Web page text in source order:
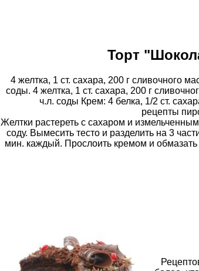
Торт
4 желтка, 1 ст. сахара, 200 г сливочного
соды. 4 желтка, 1 ст. сахара, 200 г
ч.л. соды Крем: 4 белка, 1/2 ст.
рецепты
Желтки растереть с сахаром и
соду. Вымесить тесто и разделить на 3
мин. каждый. Прослоить кремом и обмазать